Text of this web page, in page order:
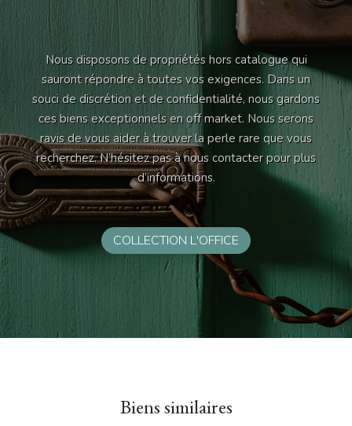
Nous disposons de propriétés hors catalogue qui
sauront répondre à toutes vos exigences. Dans un
souci de discrétion et de confidentialité, nous gardons
ces biens exceptionnels en off market. Nous serons
ravis de vous aider à trouver la perle rare que vous
recherchez. N’hésitez pas à nous contacter pour plus
d’informations.
COLLECTION L'OFFICE
Biens similaires